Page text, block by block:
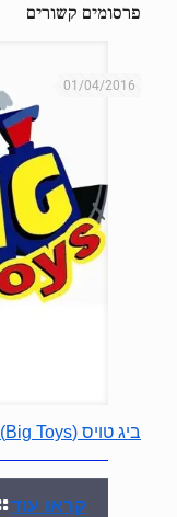
פרסומים קשורים
01/04/2016
ביג טויס (Big Toys) קניון גבעתיים
קראו עוד